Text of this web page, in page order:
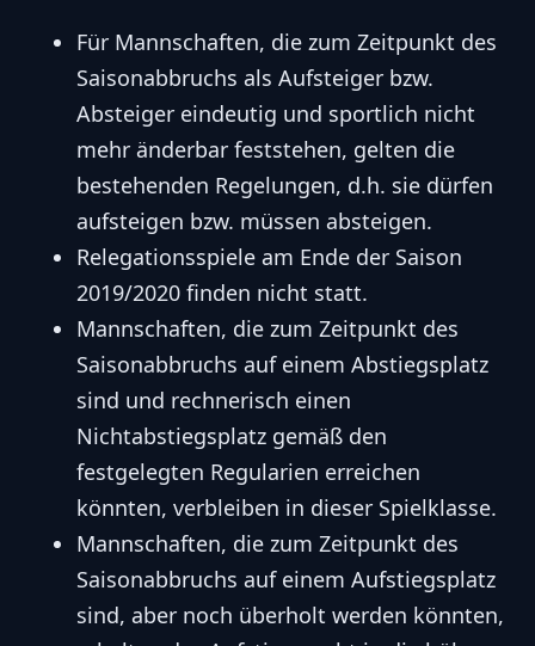
Für Mannschaften, die zum Zeitpunkt des
Saisonabbruchs als Aufsteiger bzw.
Absteiger eindeutig und sportlich nicht
mehr änderbar feststehen, gelten die
bestehenden Regelungen, d.h. sie dürfen
aufsteigen bzw. müssen absteigen.
Relegationsspiele am Ende der Saison
2019/2020 finden nicht statt.
Mannschaften, die zum Zeitpunkt des
Saisonabbruchs auf einem Abstiegsplatz
sind und rechnerisch einen
Nichtabstiegsplatz gemäß den
festgelegten Regularien erreichen
könnten, verbleiben in dieser Spielklasse.
Mannschaften, die zum Zeitpunkt des
Saisonabbruchs auf einem Aufstiegsplatz
sind, aber noch überholt werden könnten,